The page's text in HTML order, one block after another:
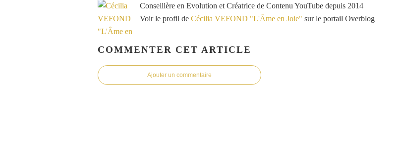
Conseillère en Evolution et Créatrice de Contenu YouTube depuis 2014
Voir le profil de Cécilia VEFOND "L'Âme en Joie" sur le portail Overblog
COMMENTER CET ARTICLE
Ajouter un commentaire